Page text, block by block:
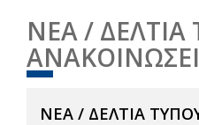
ΝΕΑ /
ΝΕΑ / ΔΕΛΤΙΑ